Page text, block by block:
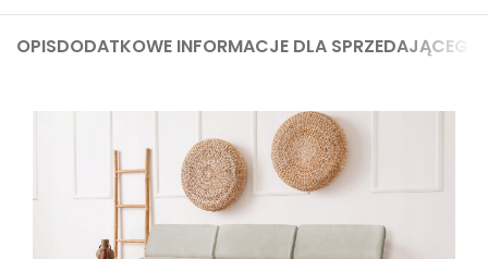
OPISDODATKOWE INFORMACJE DLA SPRZEDAJĄCEGO